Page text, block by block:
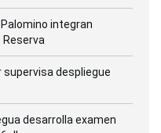
integran
Reserva
supervisa despliegue
desarrolla examen